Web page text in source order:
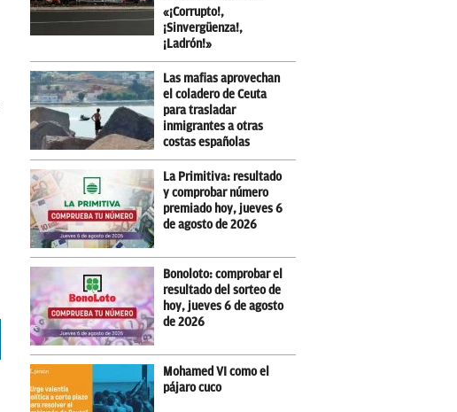
«¡Corrupto!,
¡Sinvergüenza!,
¡Ladrón!»
Las mafias aprovechan
el coladero de Ceuta
para trasladar
inmigrantes a otras
costas españolas
La Primitiva: resultado
y comprobar número
premiado hoy, jueves 6
de agosto de 2026
Bonoloto: comprobar el
resultado del sorteo de
hoy, jueves 6 de agosto
de 2026
Mohamed VI como el
pájaro cuco